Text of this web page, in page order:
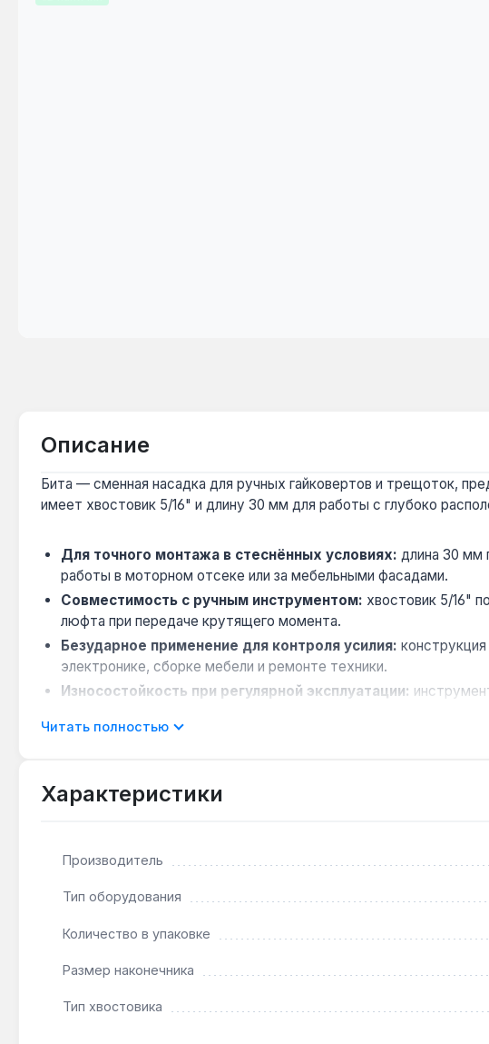
Описание
Бита — сменная насадка для ручных гайковертов и трещоток,
имеет хвостовик 5/16" и длину 30 мм для работы с глубоко
Для точного монтажа в стеснённых условиях: длина 30 мм
работы в моторном отсеке или за мебельными фасадами.
Совместимость с ручным инструментом: хвостовик 5/16"
люфта при передаче крутящего момента.
Безударное применение для контроля усилия:
электронике, сборке мебели и ремонте техники.
Износостойкость при регулярной эксплуатации:
Производство — Тайвань:
Бита Force 5/16" L30 мм SL8 применяется в автосервисе для
требуется надёжное сцепление с винтом без риска срыва шлица.
Подходит ли бита для ударного гайковерта?
Нет — тип безударный, конструкция рассчитана только на
Наконечник SL8 (плоский шлиц шириной 8 мм) предназначен
крепежа.
Читать полностью
Характеристики
Производитель
Тип оборудования
Количество в упаковке
Размер наконечника
Тип хвостовика